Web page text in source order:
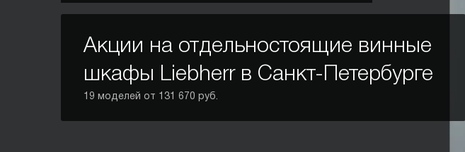
Акции на отдельностоящие винные
шкафы Liebherr в Санкт-Петербурге
19 моделей от 131 670 руб.